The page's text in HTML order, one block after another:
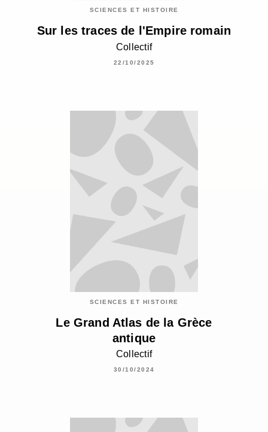
SCIENCES ET HISTOIRE
Sur les traces de l'Empire romain
Collectif
22/10/2025
SCIENCES ET HISTOIRE
Le Grand Atlas de la Grèce
antique
Collectif
30/10/2024